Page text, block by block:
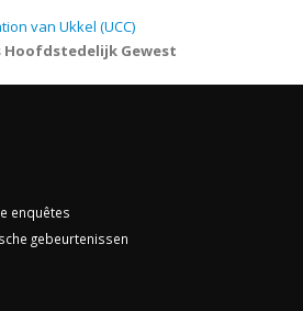
van Ukkel (UCC)
Hoofdstedelijk Gewest
enquêtes
gebeurtenissen